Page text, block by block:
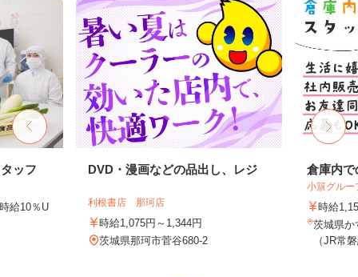
ッフ
給10％U
DVD・漫画などの品出し、レジ
利根書店 那珂店
時給1,075円～1,344円
茨城県那珂市菅谷680-2
倉庫内で
小簱グル
時給
茨城県か
（JR常